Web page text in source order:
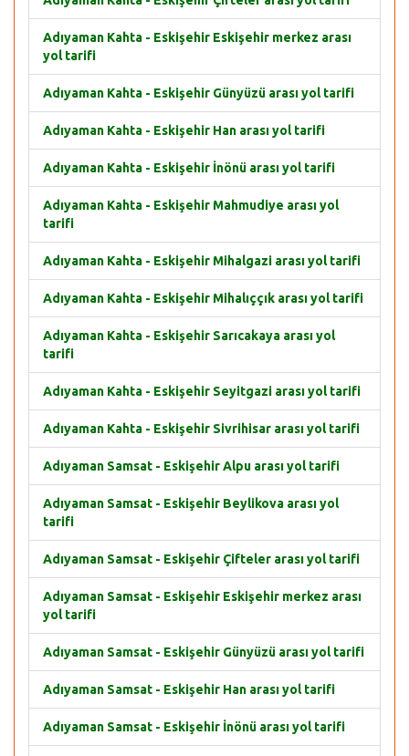
Adıyaman Kahta - Eskişehir Eskişehir merkez arası
yol tarifi
Adıyaman Kahta - Eskişehir Günyüzü arası yol tarifi
Adıyaman Kahta - Eskişehir Han arası yol tarifi
Adıyaman Kahta - Eskişehir İnönü arası yol tarifi
Adıyaman Kahta - Eskişehir Mahmudiye arası yol
tarifi
Adıyaman Kahta - Eskişehir Mihalgazi arası yol tarifi
Adıyaman Kahta - Eskişehir Mihalıççık arası yol tarifi
Adıyaman Kahta - Eskişehir Sarıcakaya arası yol
tarifi
Adıyaman Kahta - Eskişehir Seyitgazi arası yol tarifi
Adıyaman Kahta - Eskişehir Sivrihisar arası yol tarifi
Adıyaman Samsat - Eskişehir Alpu arası yol tarifi
Adıyaman Samsat - Eskişehir Beylikova arası yol
tarifi
Adıyaman Samsat - Eskişehir Çifteler arası yol tarifi
Adıyaman Samsat - Eskişehir Eskişehir merkez arası
yol tarifi
Adıyaman Samsat - Eskişehir Günyüzü arası yol tarifi
Adıyaman Samsat - Eskişehir Han arası yol tarifi
Adıyaman Samsat - Eskişehir İnönü arası yol tarifi